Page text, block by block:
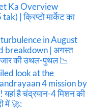
Ka Overview
| क्रिप्टो मार्केट का
in August
breakdown | अगस्त
की उथल-पुथल 📉
look at the
4 mission by
है चंद्रयान-4 मिशन की
में 🚀: